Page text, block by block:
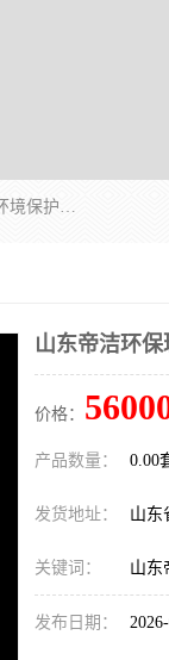
潍坊帝洁环保设备有限公司成立于2019年，位于山东省潍坊市潍城经济开发区；公司专注于环境保护专用设备及配件的研发、生产、安装与销售，同时涉及医用消毒设备、机电设备和仪器仪表的销售。此外，公司提供环保工程施工、环保技术研发与转让、技术服务以及环境工程专项设计服务，致力于为客户提供全面的环保解决方案，助力绿色可持续发展。
山东帝洁环
价格：
产品数量： 0.00
发货地址： 山东
关键词： 山东
发布日期：